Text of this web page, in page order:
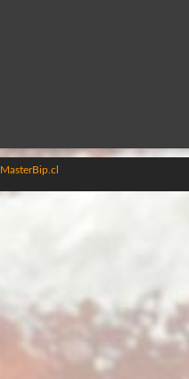
MasterBip.cl